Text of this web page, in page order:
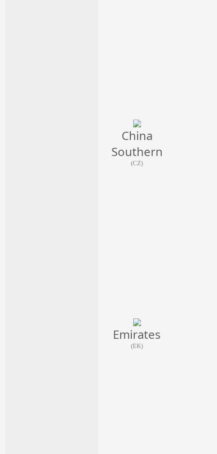
China
Southern
(CZ)
Emirates
(EK)